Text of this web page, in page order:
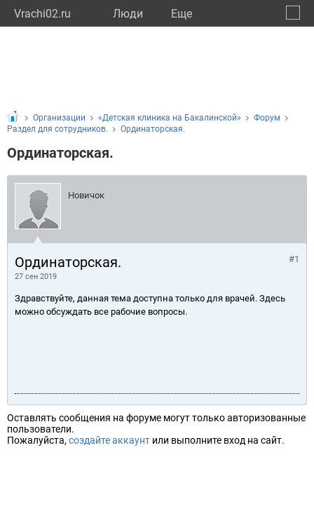
Vrachi02.ru Люди Eще
Организации «Детская клиника на Бакалинской»
Форум
Раздел для сотрудников.
Ординаторская.
Ординаторская.
Новичок
Ординаторская.
27 сен 2019
#1
Здравствуйте, данная тема доступна только для врачей. Здесь
можно обсуждать все рабочие вопросы.
Оставлять сообщения на форуме могут только авторизованные
пользователи.
Пожалуйста, создайте аккаунт или выполните вход на сайт.